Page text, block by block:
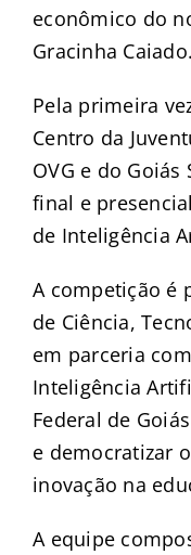
econômico do
Gracinha Caiado.
Pela primeira
Centro da
OVG e do
final e
de Inteligência
A competição é
de Ciência,
em parceria
Inteligência
Federal de
e democratizar
inovação na
A equipe